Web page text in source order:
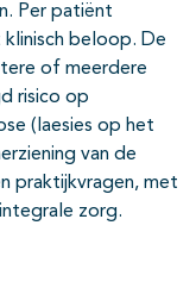
Per patiënt
beloop. De
of meerdere
risico op
(laesies op het
van de
praktijkvragen, met
zorg.